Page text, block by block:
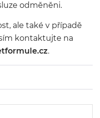
odměněni.
ale také v případě
kontaktujte na
.